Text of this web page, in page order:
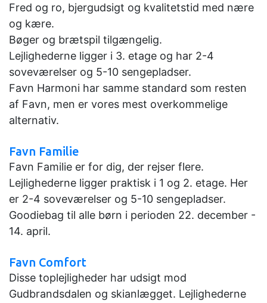
Fred og ro, bjergudsigt og kvalitetstid med nære
og kære.
Bøger og brætspil tilgængelig.
Lejlighederne ligger i 3. etage og har 2-4
soveværelser og 5-10 sengepladser.
Favn Harmoni har samme standard som resten
af ​​Favn, men er vores mest overkommelige
alternativ.
Favn Familie
Favn Familie er for dig, der rejser flere.
Lejlighederne ligger praktisk i 1 og 2. etage. Her
er 2-4 soveværelser og 5-10 sengepladser.
Goodiebag til alle børn i perioden 22. december -
14. april.
Favn Comfort
Disse toplejligheder har udsigt mod
Gudbrandsdalen og skianlægget. Lejlighederne